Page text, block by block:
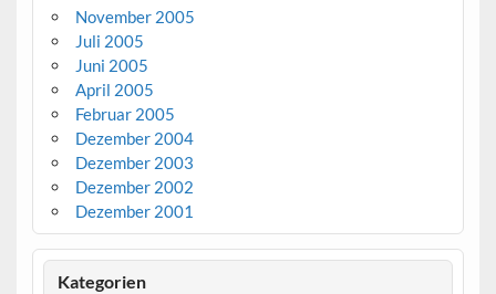
November 2005
Juli 2005
Juni 2005
April 2005
Februar 2005
Dezember 2004
Dezember 2003
Dezember 2002
Dezember 2001
Kategorien